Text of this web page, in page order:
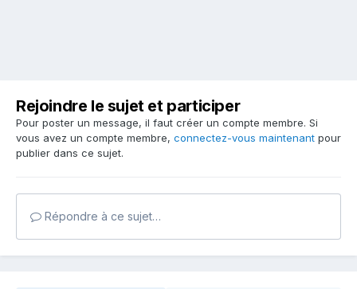
Rejoindre le sujet et participer
Pour poster un message, il faut créer un compte membre. Si
vous avez un compte membre, connectez-vous maintenant pour
publier dans ce sujet.
Répondre à ce sujet…